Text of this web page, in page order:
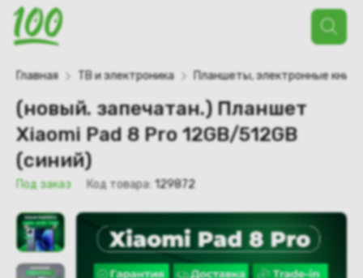
Поиск
товаров
Главная ТВ и электроника Планшеты, электронные книги
(новый. запечатан.) Планшет
Xiaomi Pad 8 Pro 12GB/512GB
(синий)
Под заказ Код товара: 129872